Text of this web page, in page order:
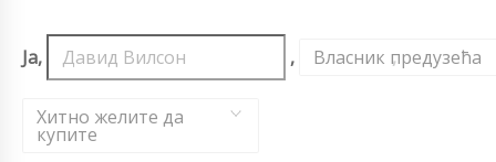
Ја, , Власник предузећа
,
Хитно желите да
купите